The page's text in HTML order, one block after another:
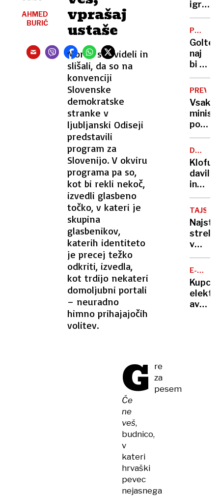
vprašaj
ustaše
Morda ste videli in
slišali, da so na
konvenciji
Slovenske
demokratske
stranke v
ljubljanski Odiseji
predstavili
program za
Slovenijo. V okviru
programa pa so,
kot bi rekli nekoč,
izvedli glasbeno
točko, v kateri je
skupina
glasbenikov,
katerih identiteto
je precej težko
odkriti, izvedla,
kot trdijo nekateri
domoljubni portali
– neuradno
himno prihajajočih
volitev.
AHMED
BURIĆ
G
re
za
pesem
Če
ne
veš,
budnico,
v
kateri
hrvaški
pevec
nejasnega
otrok
kazen
igralka
in
mamo
lasala,
grizla
in
da ji
bo
glavo«
PO
naj
bi od
slabih
44
evrov
in
manj
stikov
z
PREVOZI
Vsako
po
svoje:
od
najetih
do
avtov
za
rabo
NASILJE
davil
in
grozil
z
nožem,
a v
zapor
mu
ne
bo
treba
TAJSKA
streljal
v
šoli
v
več
mrtvih
in
E-
Kupci
avtov